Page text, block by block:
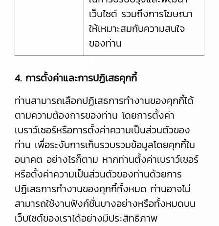
เว็บไซต์ รวมถึงการโฆษณา
ให้เหมาะสมกับความสนใจ
ของท่าน
4. การตั้งค่าและการปฏิเสธคุกกี้
ท่านสามารถเลือกปฏิเสธการทำงานของคุกกี้ได้
ตามความต้องการของท่าน โดยการตั้งค่า
เบราว์เซอร์หรือการตั้งค่าความเป็นส่วนตัวของ
ท่าน เพื่อระงับการเก็บรวบรวมข้อมูลโดยคุกกี้ใน
อนาคต อย่างไรก็ตาม หากท่านตั้งค่าเบราว์เซอร์
หรือตั้งค่าความเป็นส่วนตัวของท่านด้วยการ
ปฏิเสธการทำงานของคุกกี้ทั้งหมด ท่านอาจไม่
สามารถใช้งานฟังก์ชั่นบางอย่างหรือทั้งหมดบน
เว็บไซต์ของเราได้อย่างมีประสิทธิภาพ